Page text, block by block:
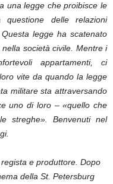
una legge che proibisce le
delle relazioni
legge ha scatenato
società civile. Mentre i
appartamenti, ci
vite da quando la legge
militare sta attraversando
uno di loro – «quello che
streghe». Benvenuti nel
e produttore. Dopo
della St. Petersburg